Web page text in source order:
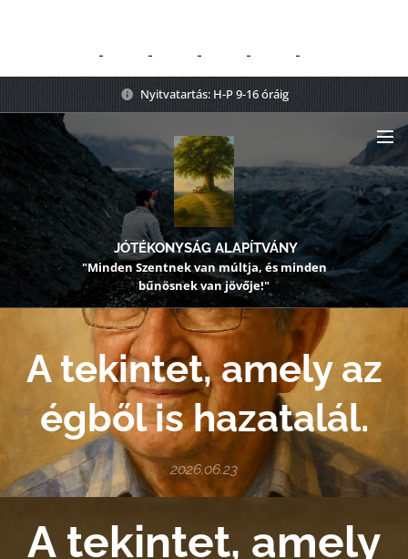
Nyitvatartás: H-P 9-16 óráig
JÓTÉKONYSÁG ALAPÍTVÁNY
"Minden Szentnek van múltja, és minden
bűnösnek van jövője!"
A tekintet, amely az
égből is hazatalál.
2026.06.23
A tekintet, amely